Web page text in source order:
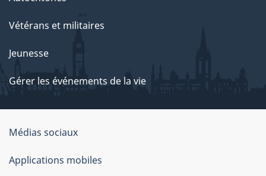
Vétérans et militaires
Jeunesse
Gérer les événements de la vie
Organisation
du
gouvernement
Médias sociaux
Applications mobiles